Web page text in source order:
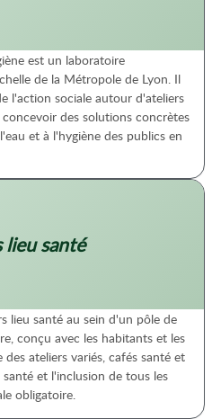
est un laboratoire
de la Métropole de Lyon. Il
l'action sociale autour d'ateliers
des solutions concrètes
et à l'hygiène des publics en
lieu santé
lieu santé au sein d'un pôle de
conçu avec les habitants et les
ateliers variés, cafés santé et
et l'inclusion de tous les
obligatoire.